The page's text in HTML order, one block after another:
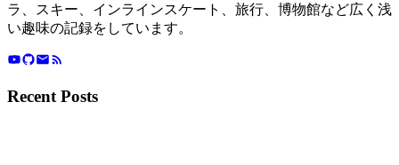
ラ、スキー、インラインスケート、旅行、博物館など広く浅
い趣味の記録をしています。
Recent Posts